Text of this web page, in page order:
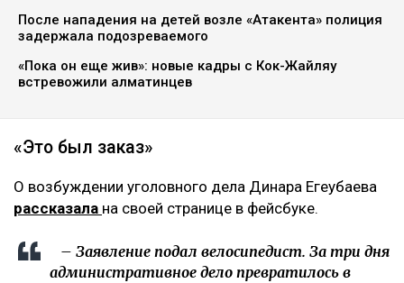
После нападения на детей возле «Атакента» полиция
задержала подозреваемого
«Пока он еще жив»: новые кадры с Кок-Жайляу
встревожили алматинцев
«Это был заказ»
О возбуждении уголовного дела Динара Егеубаева
рассказала на своей странице в фейсбуке.
– Заявление подал велосипедист. За три дня
административное дело превратилось в